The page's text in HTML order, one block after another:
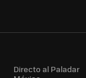
Directo al Paladar